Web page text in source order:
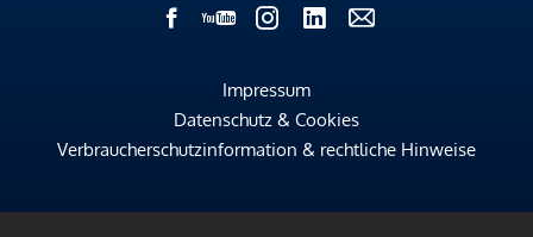
Impressum
Datenschutz & Cookies
Verbraucherschutzinformation & rechtliche Hinweise